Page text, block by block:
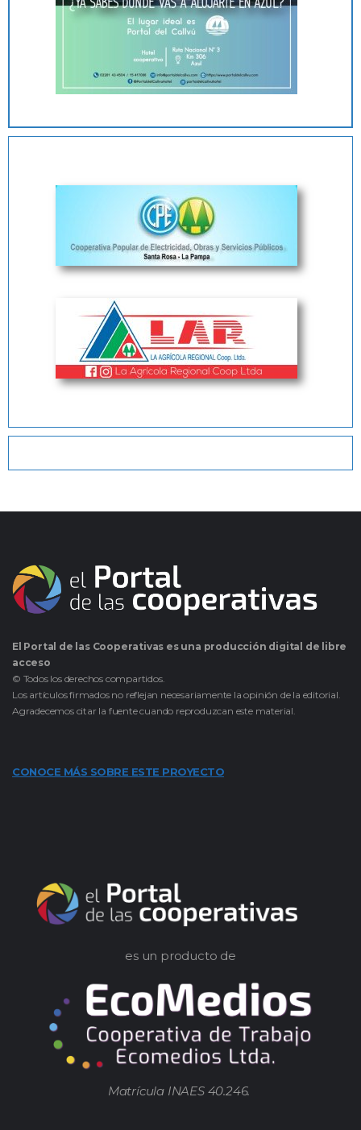
El Portal de las Cooperativas es una producción digital de libre
acceso
© Todos los derechos compartidos.
Los artículos firmados no reflejan necesariamente la opinión de la editorial.
Agradecemos citar la fuente cuando reproduzcan este material.
CONOCE MÁS SOBRE ESTE PROYECTO
es un producto de
Matrícula INAES 40.246.